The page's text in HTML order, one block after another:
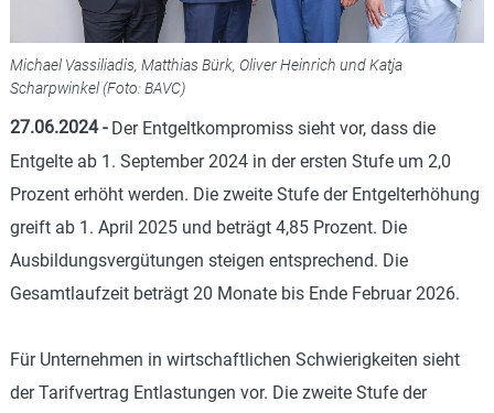
Michael Vassiliadis, Matthias Bürk, Oliver Heinrich und Katja
Scharpwinkel (Foto: BAVC)
27.06.2024- Der Entgeltkompromiss sieht vor, dass die
Entgelte ab 1. September 2024 in der ersten Stufe um 2,0
Prozent erhöht werden. Die zweite Stufe der Entgelterhöhung
greift ab 1. April 2025 und beträgt 4,85 Prozent. Die
Ausbildungsvergütungen steigen entsprechend. Die
Gesamtlaufzeit beträgt 20 Monate bis Ende Februar 2026.
Für Unternehmen in wirtschaftlichen Schwierigkeiten sieht
der Tarifvertrag Entlastungen vor. Die zweite Stufe der